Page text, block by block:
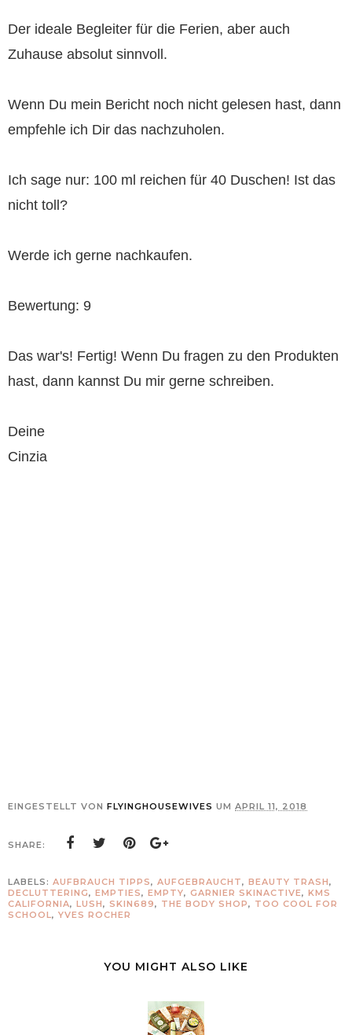
Der ideale Begleiter für die Ferien, aber auch
Zuhause absolut sinnvoll.
Wenn Du mein Bericht noch nicht gelesen hast, dann
empfehle ich Dir das nachzuholen.
Ich sage nur: 100 ml reichen für 40 Duschen! Ist das
nicht toll?
Werde ich gerne nachkaufen.
Bewertung: 9
Das war's! Fertig! Wenn Du fragen zu den Produkten
hast, dann kannst Du mir gerne schreiben.
Deine
Cinzia
EINGESTELLT VON FLYINGHOUSEWIVES UM APRIL 11, 2018
SHARE:
LABELS: AUFBRAUCH TIPPS, AUFGEBRAUCHT, BEAUTY TRASH,
DECLUTTERING, EMPTIES, EMPTY, GARNIER SKINACTIVE, KMS
CALIFORNIA, LUSH, SKIN689, THE BODY SHOP, TOO COOL FOR
SCHOOL, YVES ROCHER
YOU MIGHT ALSO LIKE